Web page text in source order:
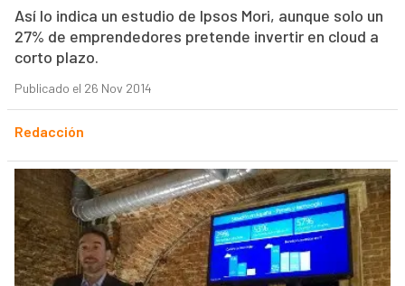
Así lo indica un estudio de Ipsos Mori, aunque solo un
27% de emprendedores pretende invertir en cloud a
corto plazo.
Publicado el 26 Nov 2014
Redacción